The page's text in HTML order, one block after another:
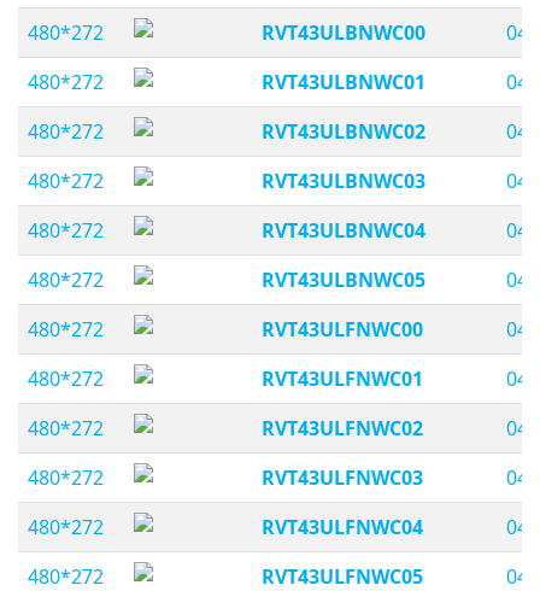
480*272
RVT43ULBNWC00
480*272
RVT43ULBNWC01
480*272
RVT43ULBNWC02
480*272
RVT43ULBNWC03
480*272
RVT43ULBNWC04
480*272
RVT43ULBNWC05
480*272
RVT43ULFNWC00
480*272
RVT43ULFNWC01
480*272
RVT43ULFNWC02
480*272
RVT43ULFNWC03
480*272
RVT43ULFNWC04
480*272
RVT43ULFNWC05